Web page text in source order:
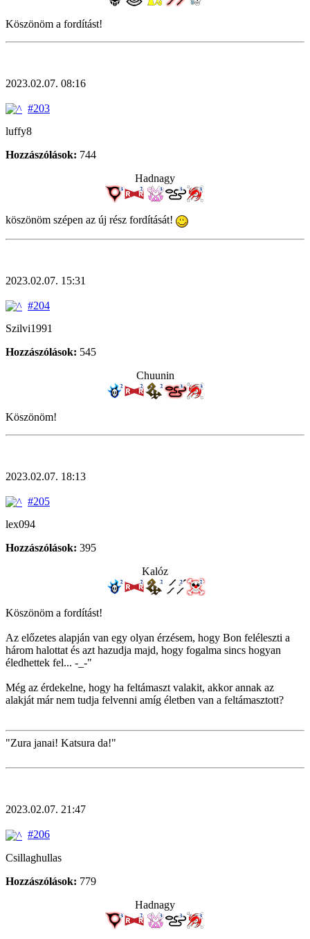
Köszönöm a fordítást!
2023.02.07. 08:16
#203
luffy8
Hozzászólások: 744
Hadnagy
köszönöm szépen az új rész fordítását!
2023.02.07. 15:31
#204
Szilvi1991
Hozzászólások: 545
Chuunin
Köszönöm!
2023.02.07. 18:13
#205
lex094
Hozzászólások: 395
Kalóz
Köszönöm a fordítást!
Az előzetes alapján van egy olyan érzésem, hogy Bon feléleszti a
három halottat és azt hazudja majd, hogy fogalma sincs hogyan
éledhettek fel... -_-"
Még az érdekelne, hogy ha feltámaszt valakit, akkor annak az
alakját már nem tudja felvenni amíg életben van a feltámasztott?
"Zura janai! Katsura da!"
2023.02.07. 21:47
#206
Csillaghullas
Hozzászólások: 779
Hadnagy